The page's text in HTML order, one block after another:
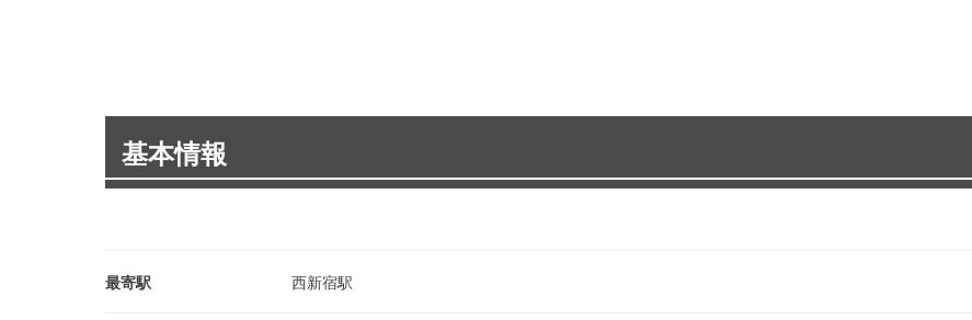
基本情報
最寄駅 西新宿駅